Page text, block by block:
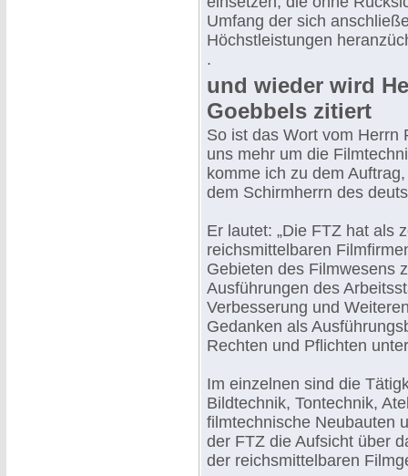
Umfang der sich
Höchstleistungen
.
und wieder wird
Goebbels zitiert
So ist das Wort vom Herrn
uns mehr um die
komme ich zu dem
dem Schirmherrn des
Er lautet: „Die FTZ hat als
reichsmittelbaren
Gebieten des Filmwesens
Ausführungen des
Verbesserung und
Gedanken als
Rechten und Pflichten
Im einzelnen sind die
Bildtechnik, Tontechnik,
filmtechnische Neubauten
der FTZ die Aufsicht über
der reichsmittelbaren